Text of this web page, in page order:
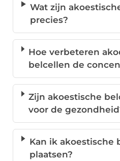
Wat zijn
precies?
Hoe verbeteren
belcellen de
Zijn akoestische
voor de
Kan ik akoestische
plaatsen?